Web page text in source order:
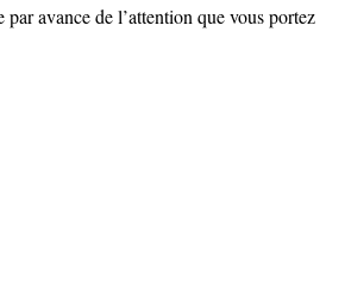
par avance de l’attention que vous portez